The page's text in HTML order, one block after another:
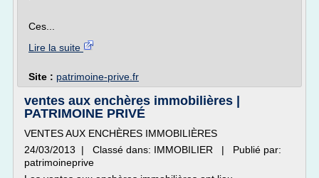
Ces...
Lire la suite
Site : patrimoine-prive.fr
ventes aux enchères immobilières |
PATRIMOINE PRIVÉ
VENTES AUX ENCHÈRES IMMOBILIÈRES
24/03/2013 | Classé dans: IMMOBILIER | Publié par:
patrimoineprive